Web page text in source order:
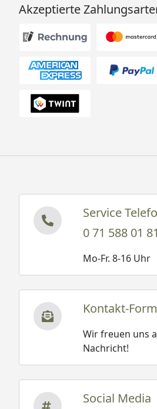
Akzeptierte
Service
0 71 588 01 81
Mo-Fr. 8-16 Uhr
Kontakt-
Wir freuen uns
Nachricht!
Social Media